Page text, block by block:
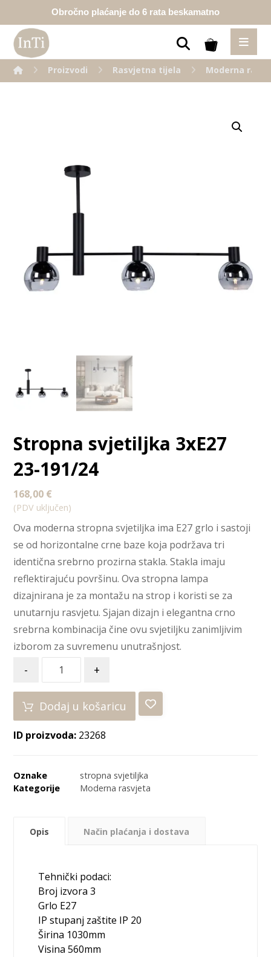
Obročno plaćanje do 6 rata beskamatno
Proizvodi Rasvjetna tijela Moderna
Stropna svjetiljka 3xE27
23-191/24
168,00 €
(PDV uključen)
Ova moderna stropna svjetiljka ima E27 grlo i sastoji
se od horizontalne crne baze koja podržava tri
identična srebrno prozirna stakla. Stakla imaju
reflektirajuću površinu. Ova stropna lampa
dizajnirana je za montažu na strop i koristi se za
unutarnju rasvjetu. Sjajan dizajn i elegantna crno
srebrna kombinacija čine ovu svjetiljku zanimljivim
izborom za suvremenu unutrašnjost.
- +
Dodaj u košaricu
ID proizvoda: 23268
Oznake
stropna svjetiljka
Kategorije
Moderna rasvjeta
Opis Način plaćanja i dostava
Tehnički podaci:
Broj izvora 3
Grlo E27
IP stupanj zaštite IP 20
Širina 1030mm
Visina 560mm